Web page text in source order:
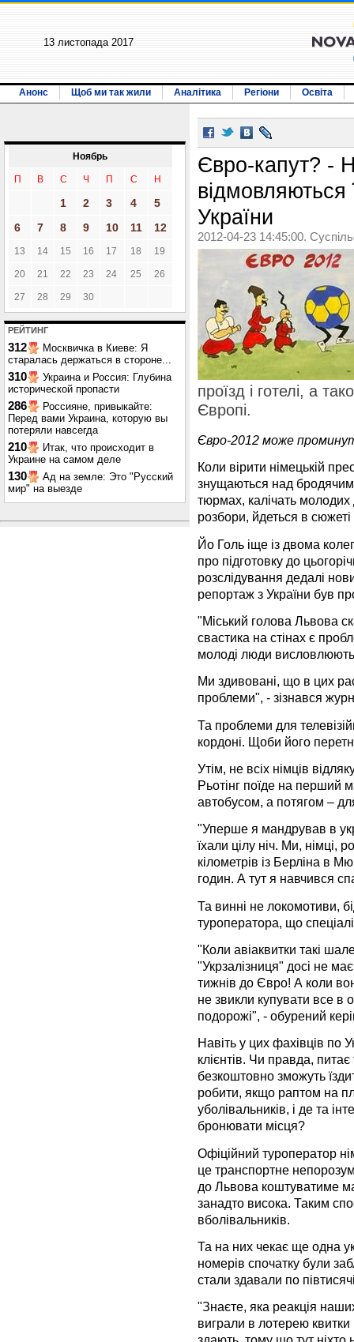
13 листопада 2017
Анонс Щоб ми так жили Аналітика Регіони Освіта
Ноябрь
П В С Ч П С Н
1 2 3 4
5
6
7 8 9 10 11 12
13 14 15 16 17 18 19
20 21 22 23 24 25 26
27 28 29 30
РЕЙТИНГ
312
Москвичка в Киеве: Я
старалась держаться в стороне...
310
Украина и Россия: Глубина
исторической пропасти
286
Россияне, привыкайте:
Перед вами Украина, которую вы
потеряли навсегда
210
Итак, что происходит в
Украине на самом деле
130
Ад на земле: Это "Русский
мир" на выезде
Євро-капут? -
України
2012-04-23 14:45:00.
проїзд і готелі, а
Європі.
Євро-2012 може
Коли вірити німецькій
знущаються над
тюрмах, калічать молодих
розбори, йдеться в сюжеті
Йо Голь іще із двома
про підготовку до
розслідування дедалі
репортаж з України був
"Міський голова Львова
свастика на стінах є
молоді люди висловлюють
Ми здивовані, що в цих
проблеми", - зізнався
Та проблеми для
кордоні. Щоби його
Утім, не всіх німців
Рьотінг поїде на перший
автобусом, а потягом –
"Уперше я мандрував в
їхали цілу ніч. Ми, німці,
кілометрів із Берліна в
годин. А тут я навчився
Та винні не локомотиви,
туроператора, що
"Коли авіаквитки такі
"Укрзалізниця" досі не
тижнів до Євро! А коли
не звикли купувати все в
подорожі", - обурений
Навіть у цих фахівців по
клієнтів. Чи правда,
безкоштовно зможуть
робити, якщо раптом на
уболівальників, і де та
бронювати місця?
Офіційний туроператор
це транспортне
до Львова коштуватиме
занадто висока. Таким
вболівальників.
Та на них чекає ще одна
номерів спочатку були
стали здавали по
"Знаєте, яка реакція
виграли в лотерею